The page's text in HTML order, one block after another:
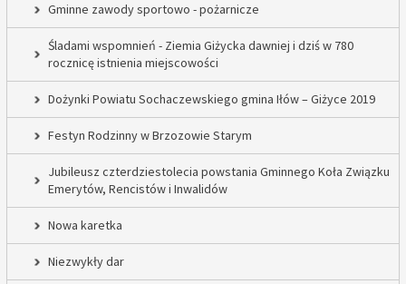
Gminne zawody sportowo - pożarnicze
Śladami wspomnień - Ziemia Giżycka dawniej i dziś w 780
rocznicę istnienia miejscowości
Dożynki Powiatu Sochaczewskiego gmina Iłów – Giżyce 2019
Festyn Rodzinny w Brzozowie Starym
Jubileusz czterdziestolecia powstania Gminnego Koła Związku
Emerytów, Rencistów i Inwalidów
Nowa karetka
Niezwykły dar